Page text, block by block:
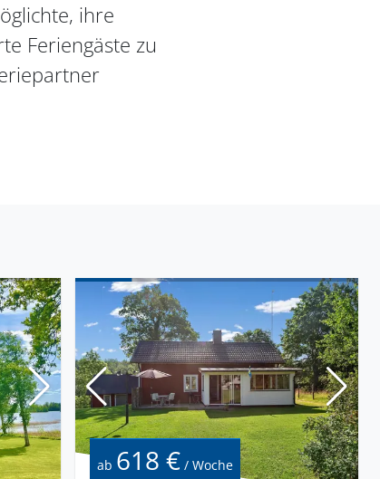
ihre
Feriengäste zu
ab 618 € / Woche